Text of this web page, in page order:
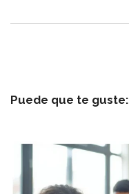
Puede que te guste: